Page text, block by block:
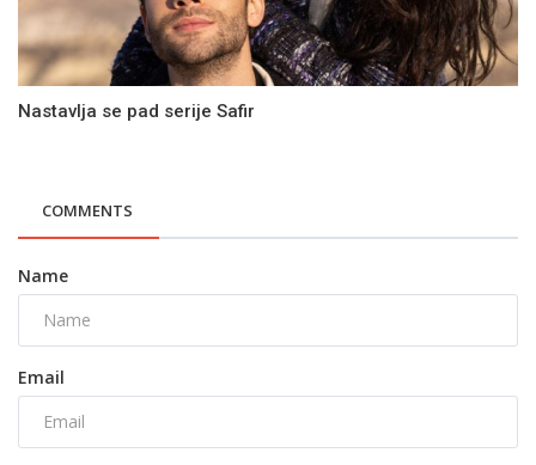
Nastavlja se pad serije Safir
COMMENTS
Name
Email